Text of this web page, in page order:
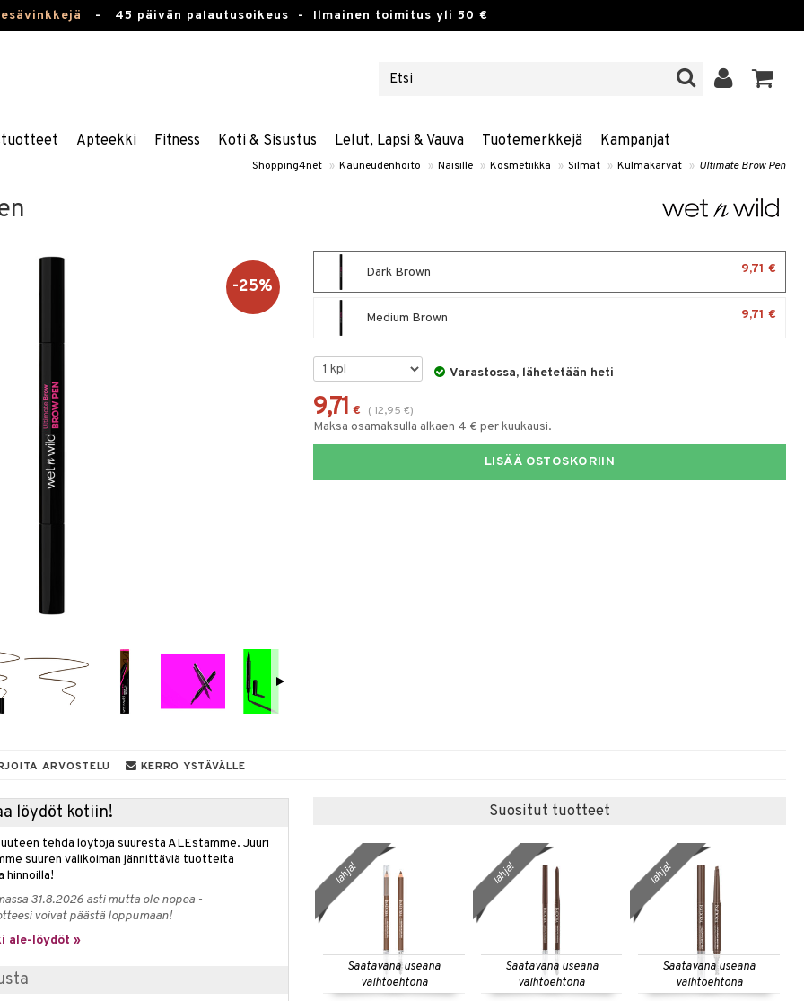
- 45 päivän palautusoikeus - Ilmainen toimitus yli 50 €
Apteekki Fitness Koti & Sisustus Lelut, Lapsi & Vauva Tuotemerkkejä Kampanjat
Shopping4net » Kauneudenhoito » Naisille » Kosmetiikka » Silmät » Kulmakarvat » Ultimate Brow Pen
-25%
Dark Brown 9,71 €
Medium Brown 9,71 €
Varastossa, lähetetään heti
9,71 € ( 12,95 €)
Maksa osamaksulla alkaen 4 € per kuukausi.
LISÄÄ OSTOSKORIIN
ARVOSTELU KERRO YSTÄVÄLLE
löydöt kotiin!
tehdä löytöjä suuresta ALEstamme. Juuri
suuren valikoiman jännittäviä tuotteita
hinnoilla!
31.8.2026 asti mutta ole nopea -
voivat päästä loppumaan!
ale-löydöt »
Suositut tuotteet
Saatavana useana
vaihtoehtona
lahja!
Saatavana useana
vaihtoehtona
lahja!
Saatavana useana
vaihtoehtona
lahja!